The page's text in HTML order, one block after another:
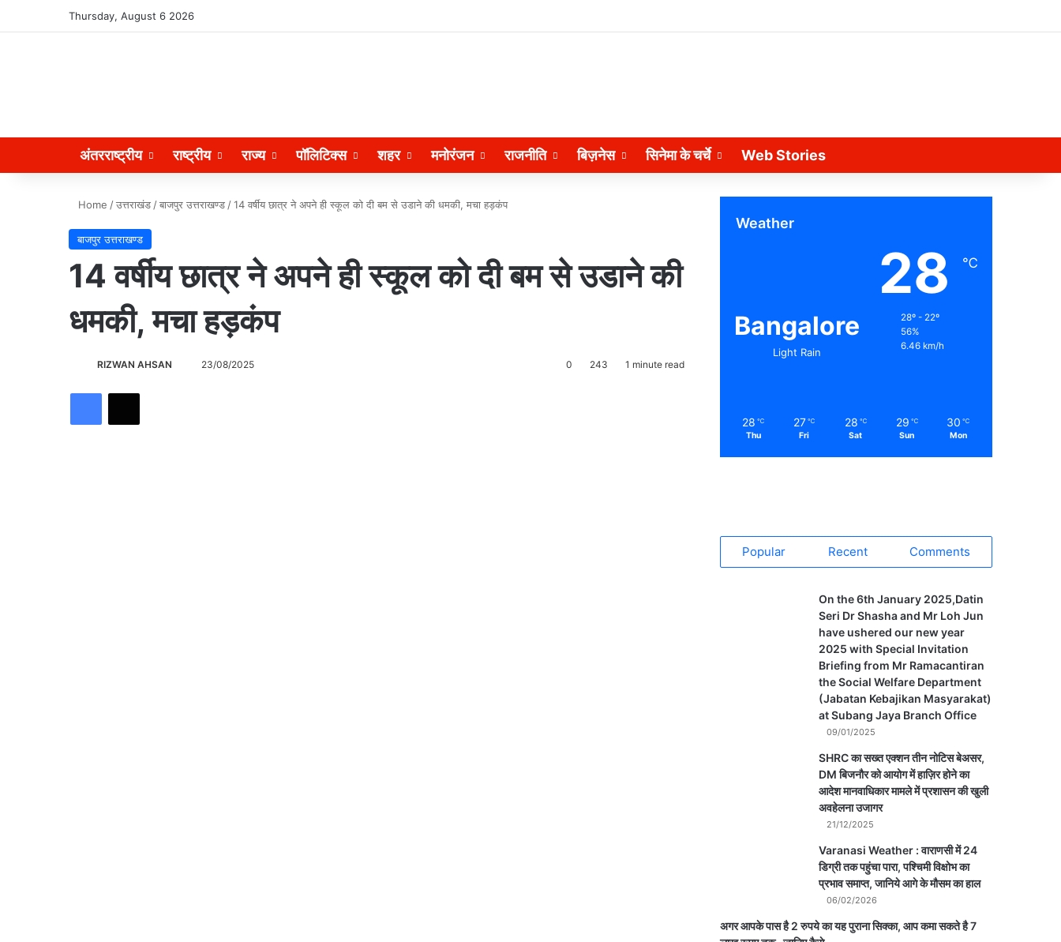
Thursday, August 6 2026
अंतरराष्ट्रीय राष्ट्रीय राज्य पॉलिटिक्स शहर मनोरंजन राजनीति बिज़नेस सिनेमा के चर्चे Web Stories
Home /उत्तराखंड/बाजपुर उत्तराखण्ड/14 वर्षीय छात्र ने अपने ही स्कूल को दी बम से उडाने की धमकी, मचा हड़कंप
बाजपुर उत्तराखण्ड
14 वर्षीय छात्र ने अपने ही स्कूल को दी बम से उडाने की
धमकी, मचा हड़कंप
RIZWAN AHSAN 23/08/2025 0 243 1 minute read
Facebook
X
Weather
Bangalore
Light Rain
28 ℃
28º - 22º
56%
6.46 km/h
28 ℃
Thu
27 ℃
Fri
28 ℃
Sat
29 ℃
Sun
30 ℃
Mon
Popular Recent Comments
On the 6th January 2025,Datin
Seri Dr Shasha and Mr Loh Jun
have ushered our new year
2025 with Special Invitation
Briefing from Mr Ramacantiran
the Social Welfare Department
(Jabatan Kebajikan Masyarakat)
at Subang Jaya Branch Office
09/01/2025
SHRC का सख्त एक्शन तीन नोटिस बेअसर,
DM बिजनौर को आयोग में हाज़िर होने का
आदेश मानवाधिकार मामले में प्रशासन की खुली
अवहेलना उजागर
21/12/2025
Varanasi Weather : वाराणसी में 24
डिग्री तक पहुंचा पारा, पश्चिमी विक्षोभ का
प्रभाव समाप्त, जानिये आगे के मौसम का हाल
06/02/2026
अगर आपके पास है 2 रुपये का यह पुराना सिक्का, आप कमा सकते है 7